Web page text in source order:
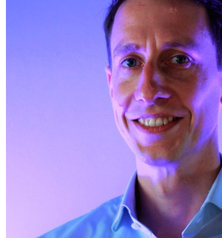
Carmen De Vries
Zet ‘m op Kirsten, goed bezig!
Mirjam Van Der Vorm
Succes!